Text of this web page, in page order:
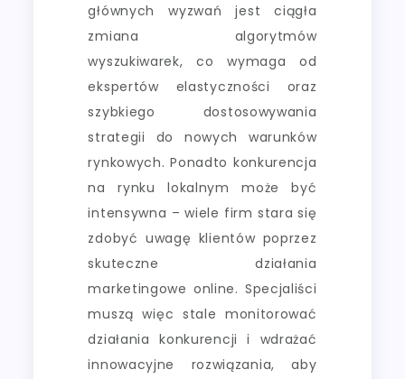
głównych wyzwań jest ciągła
zmiana algorytmów
wyszukiwarek, co wymaga od
ekspertów elastyczności oraz
szybkiego dostosowywania
strategii do nowych warunków
rynkowych. Ponadto konkurencja
na rynku lokalnym może być
intensywna – wiele firm stara się
zdobyć uwagę klientów poprzez
skuteczne działania
marketingowe online. Specjaliści
muszą więc stale monitorować
działania konkurencji i wdrażać
innowacyjne rozwiązania, aby